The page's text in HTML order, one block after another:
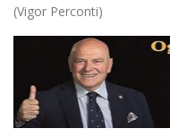
(Vigor Perconti)